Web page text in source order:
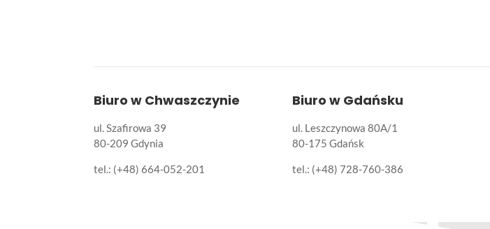
Biuro w Chwaszczynie
ul. Szafirowa 39
80-209 Gdynia
tel.: (+48) 664-052-201
Biuro w Gdańsku
ul. Leszczynowa 80A/1
80-175 Gdańsk
tel.: (+48) 728-760-386